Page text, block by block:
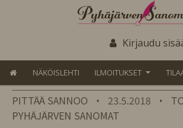
Kirjaudu
NÄKÖISLEHTI ILMOITUKSET
PITTÄÄ SANNOO • 23.5.2018 •
PYHÄJÄRVEN SANOMAT